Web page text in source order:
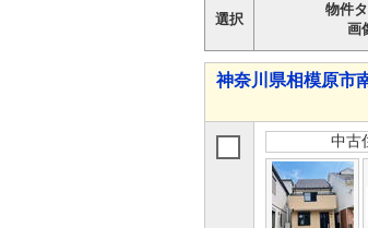
選択
物件
画
神奈川県相模原市
中古